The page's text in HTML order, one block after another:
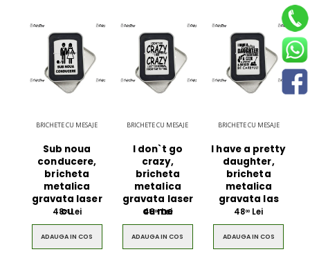
BRICHETE CU MESAJE
Sub noua
conducere,
bricheta
metalica
gravata laser
cu
4800Lei
ADAUGA IN COS
BRICHETE CU MESAJE
I don`t go
crazy,
bricheta
metalica
gravata laser
cu me
4800 Lei
ADAUGA IN COS
BRICHETE CU MESAJE
I have a pretty
daughter,
bricheta
metalica
gravata las
4800 Lei
ADAUGA IN COS